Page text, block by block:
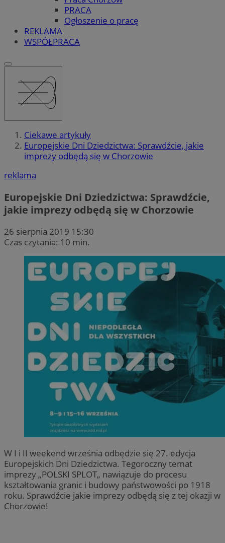
PRACA
Ogłoszenie o pracę
REKLAMA
WSPÓŁPRACA
Ciekawe artykuły
Europejskie Dni Dziedzictwa: Sprawdźcie, jakie
imprezy odbędą się w Chorzowie
reklama
Europejskie Dni Dziedzictwa: Sprawdźcie,
jakie imprezy odbędą się w Chorzowie
26 sierpnia 2019 15:30
Czas czytania: 10 min.
W I i II weekend września odbędzie się 27. edycja
Europejskich Dni Dziedzictwa. Tegoroczny temat
imprezy „POLSKI SPLOT„ nawiązuje do procesu
kształtowania granic i budowy państwowości po 1918
roku. Sprawdźcie jakie imprezy odbędą się z tej okazji w
Chorzowie!